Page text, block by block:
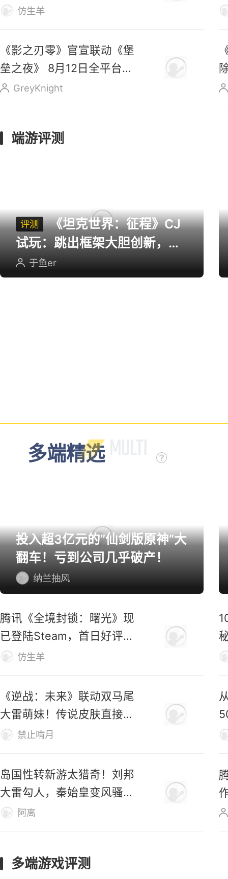
上线仿生羊
《影之刃零》官宣联动《堡
垒之夜》 8月12日全平台预
售 GreyKnight
端游评测
评测
《坦克世界：征程》CJ
试玩：跳出框架大胆创新，用
英雄射击重塑坦克对战
于鱼er
多端精选
投入超3亿元的”仙剑版原神“大
翻车！亏到公司几乎破产！
纳兰抽风
腾讯《全境封锁：曙光》现
已登陆Steam，首日好评率
仅31%仿生羊
《逆战：未来》联动双马尾
大雷萌妹！传说皮肤直接免
费送！禁止啃月
岛国性转新游太猎奇！刘邦
大雷勾人，秦始皇变风骚美
女
阿离
多端游戏评测